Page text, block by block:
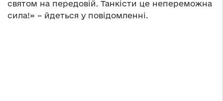
святом на передовій. Танкісти це непереможна
сила!» – йдеться у повідомленні.